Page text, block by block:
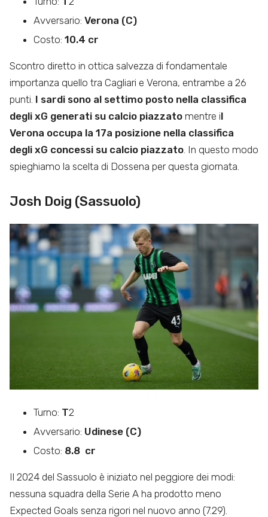
Avversario: Verona (C)
Costo: 10.4 cr
Scontro diretto in ottica salvezza di fondamentale
importanza quello tra Cagliari e Verona, entrambe a 26
punti. I sardi sono al settimo posto nella classifica
degli xG generati su calcio piazzato mentre il
Verona occupa la 17a posizione nella classifica
degli xG concessi su calcio piazzato . In questo modo
spieghiamo la scelta di Dossena per questa giornata.
Josh Doig (Sassuolo)
Turno: T2
Avversario: Udinese (C)
Costo: 8.8 cr
Il 2024 del Sassuolo è iniziato nel peggiore dei modi:
nessuna squadra della Serie A ha prodotto meno
Expected Goals senza rigori nel nuovo anno (7.29).